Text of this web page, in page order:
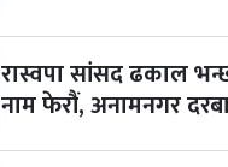
रास्वपा सांसद ढकाल
नाम फेरौं, अनामनगर